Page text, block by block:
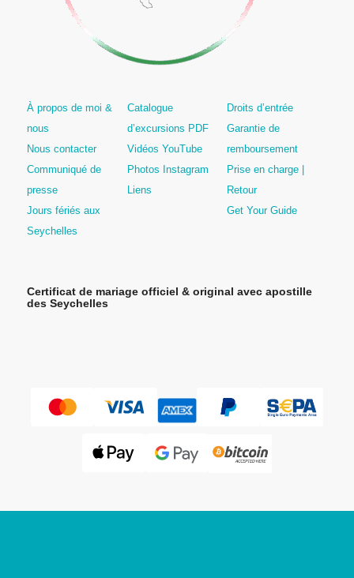
À propos de moi &
nous
Nous contacter
Communiqué de
presse
Jours fériés aux
Seychelles
Catalogue
d’excursions PDF
Vidéos YouTube
Photos Instagram
Liens
Droits d’entrée
Garantie de
remboursement
Prise en charge |
Retour
Get Your Guide
Certificat de mariage officiel & original avec apostille
des Seychelles